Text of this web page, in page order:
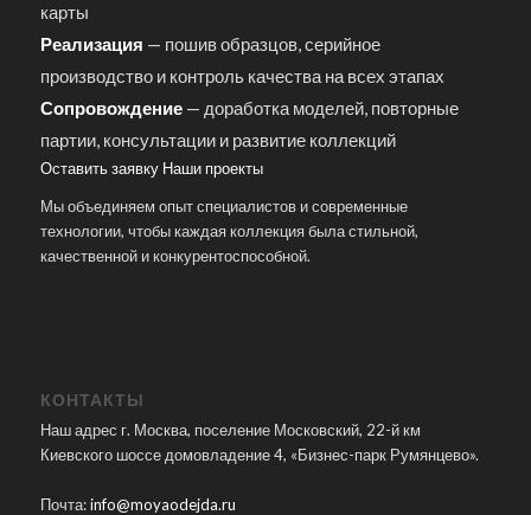
карты
Реализация — пошив образцов, серийное
производство и контроль качества на всех этапах
Сопровождение— доработка моделей, повторные
партии, консультации и развитие коллекций
Оставить заявку Наши проекты
Мы объединяем опыт специалистов и современные
технологии, чтобы каждая коллекция была стильной,
качественной и конкурентоспособной.
КОНТАКТЫ
Наш адрес г. Москва, поселение Московский, 22-й км
Киевского шоссе домовладение 4, «Бизнес-парк Румянцево».
Почта:info@moyaodejda.ru